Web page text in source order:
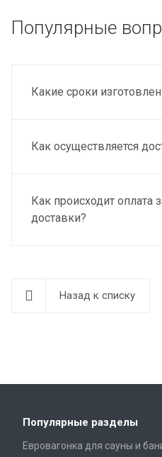
Популярные
Какие сроки
Как осуществляется
Как происходит оплата
доставки?
Назад к списку
Популярные разделы
Евровагонка для сауны и